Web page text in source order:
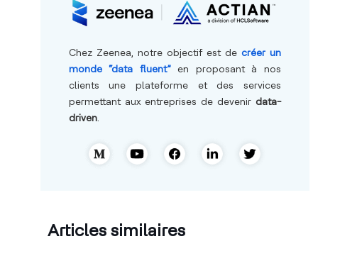
Chez Zeenea, notre objectif est de créer un
monde “data fluent”en proposant à nos
clients une plateforme et des services
permettant aux entreprises de devenir data-
driven.
Articles similaires